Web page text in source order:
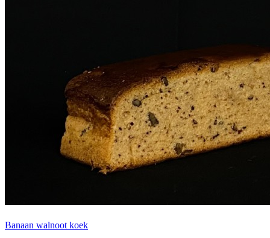
Banaan walnoot koek